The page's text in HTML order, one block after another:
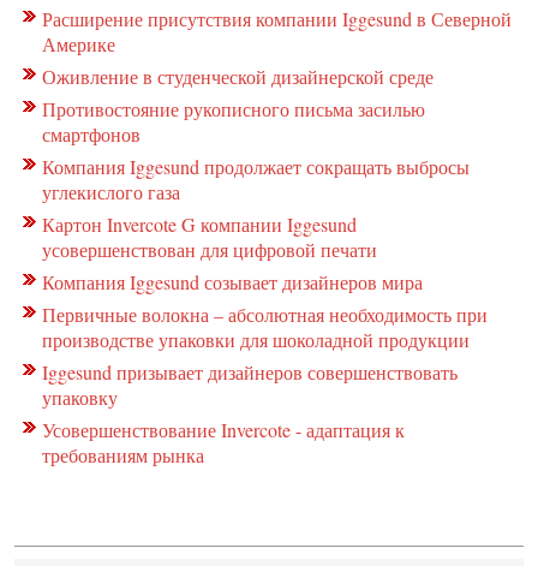
Расширение присутствия компании Iggesund в Северной
Америке
Оживление в студенческой дизайнерской среде
Противостояние рукописного письма засилью
смартфонов
Компания Iggesund продолжает сокращать выбросы
углекислого газа
Картон Invercote G компании Iggesund
усовершенствован для цифровой печати
Компания Iggesund созывает дизайнеров мира
Первичные волокна – абсолютная необходимость при
производстве упаковки для шоколадной продукции
Iggesund призывает дизайнеров совершенствовать
упаковку
Усовершенствование Invercote - адаптация к
требованиям рынка